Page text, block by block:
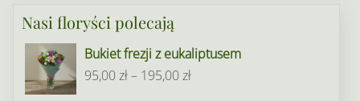
Nasi floryści polecają
Bukiet frezji z eukaliptusem
95,00zł– 195,00złZakres